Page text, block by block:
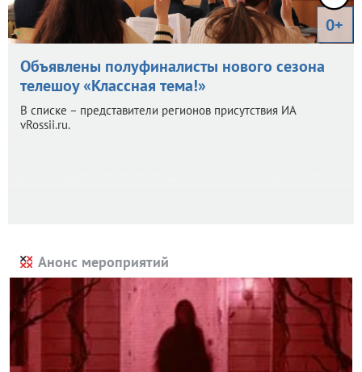
0+
Объявлены полуфиналисты нового сезона
телешоу «Классная тема!»
В списке – представители регионов присутствия ИА
vRossii.ru.
Анонс мероприятий